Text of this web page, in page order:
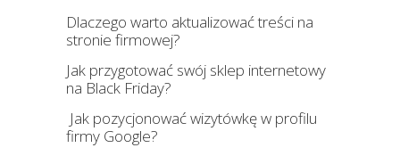
Dlaczego warto aktualizować treści na
stronie firmowej?
Jak przygotować swój sklep internetowy
na Black Friday?
Jak pozycjonować wizytówkę w profilu
firmy Google?